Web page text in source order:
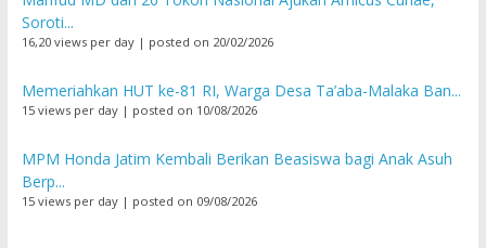
Soroti...
16,20 views per day| posted on 20/02/2026
Memeriahkan HUT ke-81 RI, Warga Desa Ta’aba-Malaka Ban...
15 views per day| posted on 10/08/2026
MPM Honda Jatim Kembali Berikan Beasiswa bagi Anak Asuh
Berp...
15 views per day| posted on 09/08/2026